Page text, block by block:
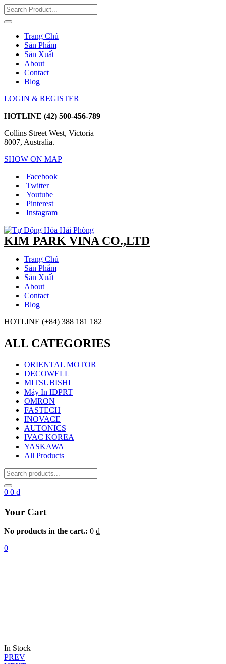
Trang Chủ
Sản Phẩm
Sản Xuất
About
Contact
Blog
LOGIN & REGISTER
HOTLINE (42) 500-456-789
Collins Street West, Victoria
8007, Australia.
SHOW ON MAP
Facebook
Twitter
Youtube
Pinterest
Instagram
KIM PARK VINA CO.,LTD
Trang Chủ
Sản Phẩm
Sản Xuất
About
Contact
Blog
HOTLINE (+84) 388 181 182
ALL CATEGORIES
ORIENTAL MOTOR
DECOWELL
MITSUBISHI
Máy In IDPRT
OMRON
FASTECH
INOVACE
AUTONICS
IVAC KOREA
YASKAWA
All Products
0 0 ₫
Your Cart
No products in the cart.: 0 ₫
0
In Stock
Điều
PREV